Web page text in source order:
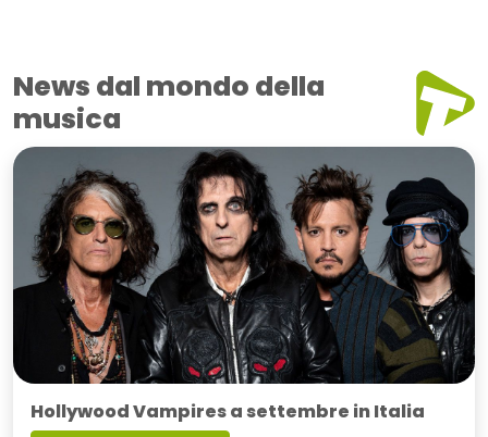
News dal mondo della
musica
Hollywood Vampires a settembre in Italia